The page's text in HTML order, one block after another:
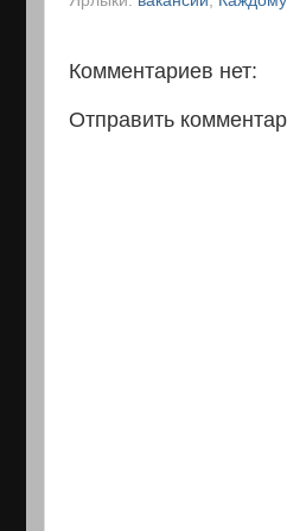
Комментариев нет:
Отправить